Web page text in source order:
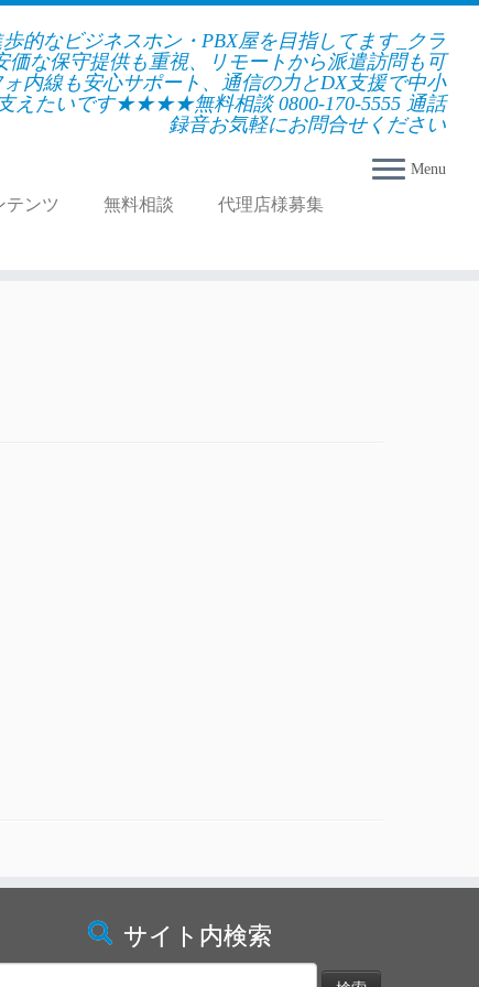
的なビジネスホン・PBX屋を目指してます_クラ
価な保守提供も重視、リモートから派遣訪問も可
内線も安心サポート、通信の力とDX支援で中小
えたいです★★★★無料相談 0800-170-5555 通話
録音お気軽にお問合せください
Menu
テンツ 無料相談
代理店様募集
サイト内検索